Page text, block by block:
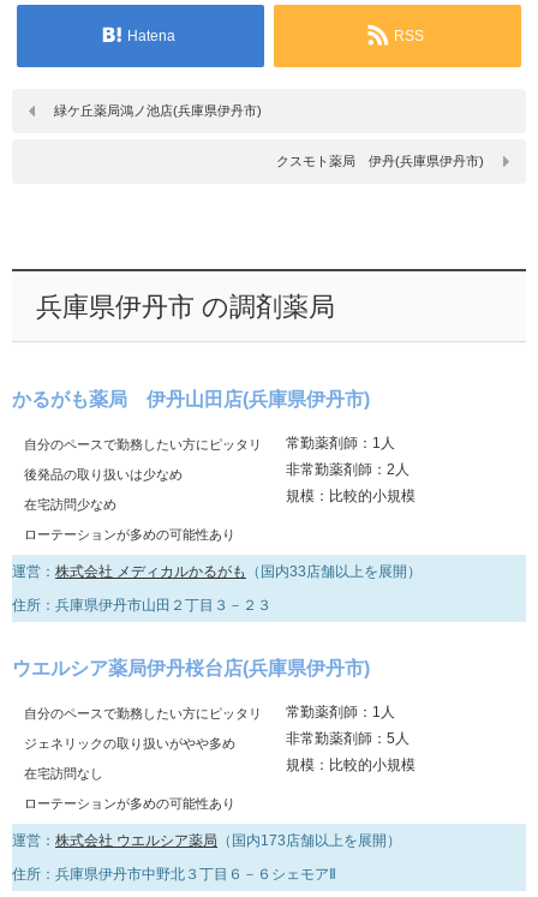
Hatena RSS
緑ケ丘薬局鴻ノ池店(兵庫県伊丹市)
クスモト薬局 伊丹(兵庫県伊丹市)
兵庫県伊丹市 の調剤薬局
かるがも薬局 伊丹山田店(兵庫県伊丹市)
自分のペースで勤務したい方にピッタリ
後発品の取り扱いは少なめ
在宅訪問少なめ
ローテーションが多めの可能性あり
常勤薬剤師：1人
非常勤薬剤師：2人
規模：比較的小規模
運営： 株式会社 メディカルかるがも
（国内33店舗以上を展開）
住所：兵庫県伊丹市山田２丁目３－２３
ウエルシア薬局伊丹桜台店(兵庫県伊丹市)
自分のペースで勤務したい方にピッタリ
ジェネリックの取り扱いがやや多め
在宅訪問なし
ローテーションが多めの可能性あり
常勤薬剤師：1人
非常勤薬剤師：5人
規模：比較的小規模
運営： 株式会社 ウエルシア薬局 （国内173店舗以上を展開）
住所：兵庫県伊丹市中野北３丁目６－６シェモアⅡ